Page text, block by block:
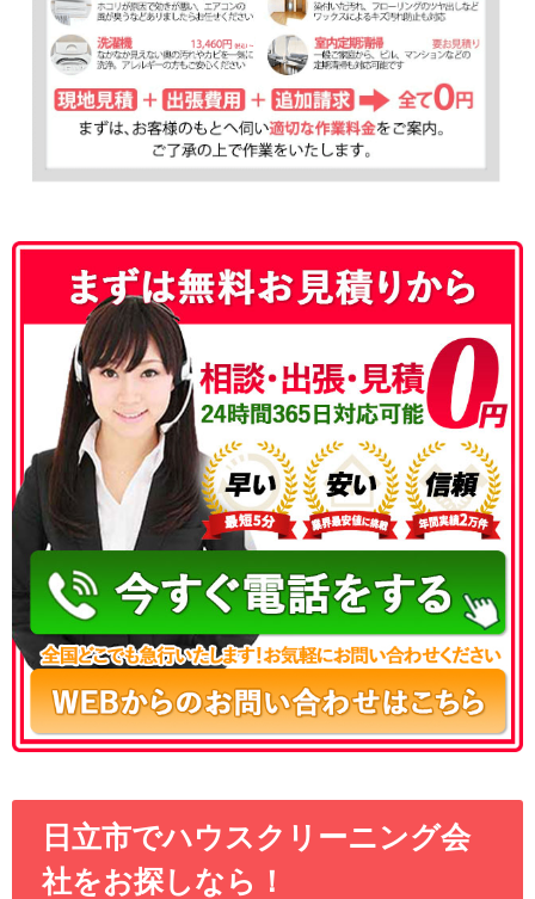
050-3177-5687
日立市でハウスクリーニング会
社をお探しなら！